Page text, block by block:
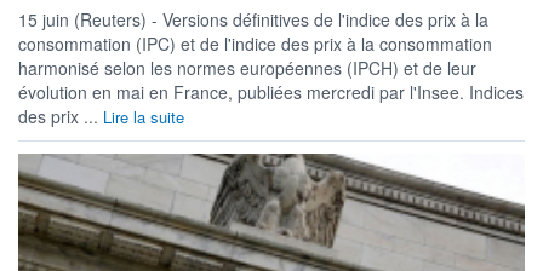
15 juin (Reuters) - Versions définitives de l'indice des prix à la
consommation (IPC) et de l'indice des prix à la consommation
harmonisé selon les normes européennes (IPCH) et de leur
évolution en mai en France, publiées mercredi par l'Insee. Indices
des prix ... Lire la suite